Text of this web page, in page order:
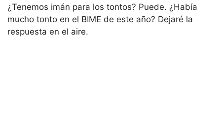
¿Tenemos imán para los tontos? Puede. ¿Había
mucho tonto en el BIME de este año? Dejaré la
respuesta en el aire.